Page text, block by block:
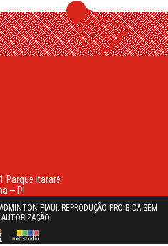
Parque Itararé
– PI
PIAUI. REPRODUÇÃO PROIBIDA SEM